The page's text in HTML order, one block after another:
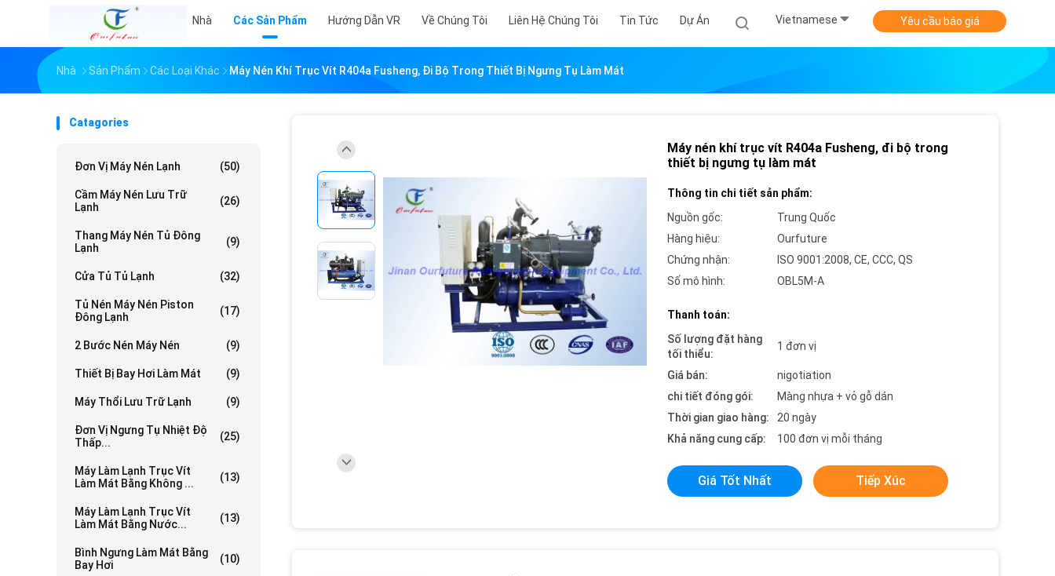
Nhà Các Sản Phẩm Hướng Dẫn VR Về Chúng Tôi Liên Hệ Chúng Tôi Tin Tức Dự Án Vietnamese Yêu cầu báo giá
Nhà Sản Phẩm Các Loại Khác Máy Nén Khí Trục Vít R404a Fusheng, Đi Bộ Trong Thiết Bị Ngưng Tụ Làm Mát
Catagories
Đơn Vị Máy Nén Lạnh (50)
Cầm Máy Nén Lưu Trữ
Lạnh
(26)
Thang Máy Nén Tủ Đông
Lạnh
(9)
Cửa Tủ Tủ Lạnh (32)
Tủ Nén Máy Nén Piston
Đông Lạnh
(17)
2 Bước Nén Máy Nén (9)
Thiết Bị Bay Hơi Làm Mát (9)
Máy Thổi Lưu Trữ Lạnh (9)
Đơn Vị Ngưng Tụ Nhiệt Độ
Thấp...
(25)
Máy Làm Lạnh Trục Vít
Làm Mát Bằng Không ...
(13)
Máy Làm Lạnh Trục Vít
Làm Mát Bằng Nước...
(13)
Bình Ngưng Làm Mát Bằng
Bay Hơi
(10)
Máy nén khí trục vít R404a Fusheng, đi bộ trong
thiết bị ngưng tụ làm mát
Thông tin chi tiết sản phẩm:
Nguồn gốc:
Trung Quốc
Hàng hiệu:
Ourfuture
Chứng nhận:
ISO 9001:2008, CE, CCC, QS
Số mô hình:
OBL5M-A
Thanh toán:
Số lượng đặt hàng
tối thiểu:
1 đơn vị
Giá bán:
nigotiation
chi tiết đóng gói:
Màng nhựa + vỏ gỗ dán
Thời gian giao hàng:
20 ngày
Khả năng cung cấp:
100 đơn vị mỗi tháng
Giá Tốt Nhất Tiếp Xúc